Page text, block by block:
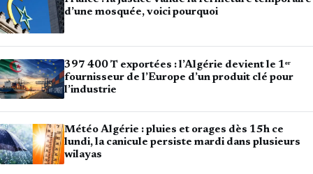
d’une mosquée, voici pourquoi
397 400 T exportées : l’Algérie devient le 1ᵉʳ
fournisseur de l’Europe d’un produit clé pour
l’industrie
Météo Algérie : pluies et orages dès 15h ce
lundi, la canicule persiste mardi dans plusieurs
wilayas